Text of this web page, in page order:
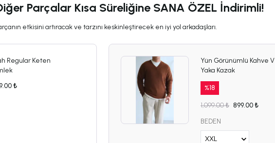
Parçalar Kısa Süreliğine SANA ÖZEL İndirimli!
etkisini artıracak ve tarzını keskinleştirecek en iyi yol arkadaşları.
Regular Keten
₺
Yün Görünümlü Kahve V
Yaka Kazak
%18
1,099.00 ₺ 899.00 ₺
BEDEN